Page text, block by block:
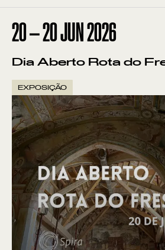
20—20JUN 2026
Dia Aberto Rota do
EXPOSIÇÃO